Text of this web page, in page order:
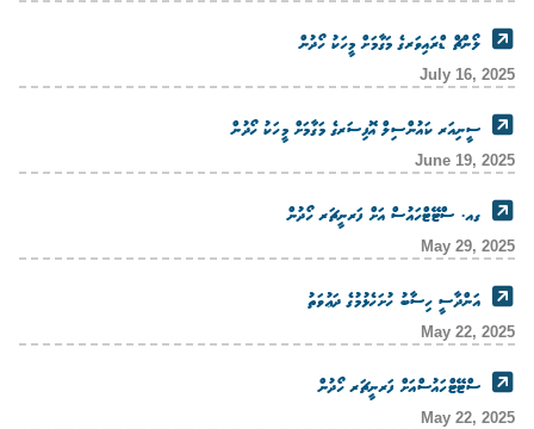
ލޯންޗް ޑްރައިވަރގެ މަގާމަށް މީހަކު ހޯދުން
July 16, 2025
ސީނިއަރ ކައުންސިލް އޮފިސަރގެ މަގާމަށް މީހަކު ހޯދުން
June 19, 2025
ގއ. ސްޓޭޓްހައުސް އަށް ފަރނީޗަރ ހޯދުން
May 29, 2025
އަންދާސީ ހިސާބު ހުށަހެޅުމުގެ ދަޢުވަތު
May 22, 2025
ސްޓޭޓްހައުސްއަށް ފަރނީޗަރ ހޯދުން
May 22, 2025